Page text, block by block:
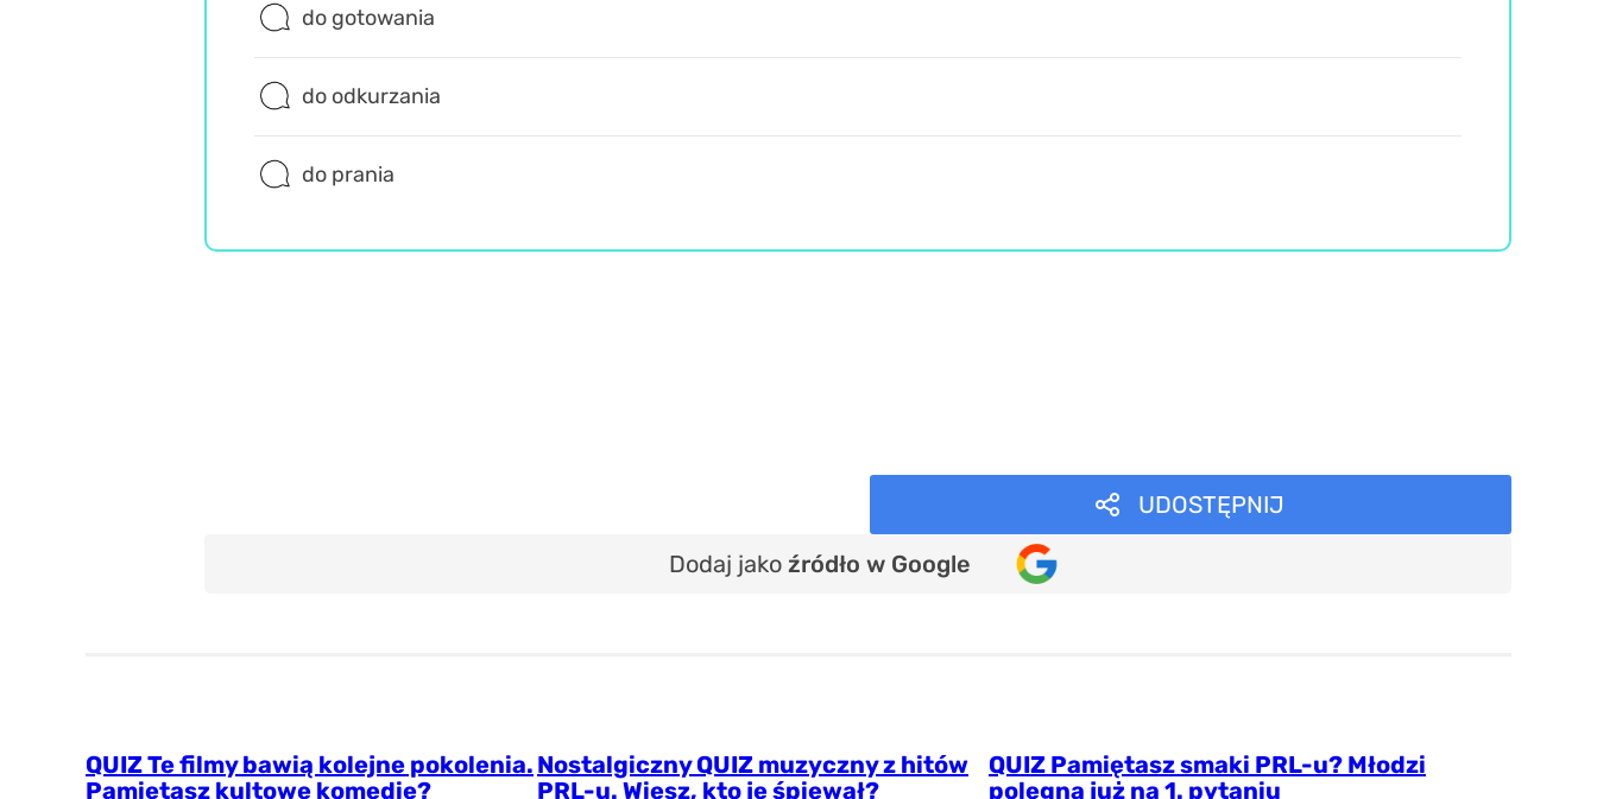
do gotowania
do odkurzania
do prania
UDOSTĘPNIJ
Dodaj jako źródło w Google
QUIZ Te filmy bawią kolejne pokolenia.
Pamiętasz kultowe komedie?
Nostalgiczny QUIZ muzyczny z hitów
PRL-u. Wiesz, kto je śpiewał?
QUIZ Pamiętasz smaki PRL-u? Młodzi
polegną już na 1. pytaniu